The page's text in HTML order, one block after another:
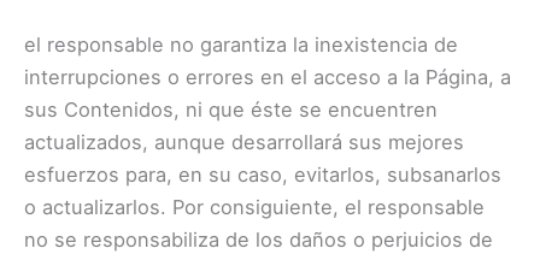
el responsable no garantiza la inexistencia de
interrupciones o errores en el acceso a la Página, a
sus Contenidos, ni que éste se encuentren
actualizados, aunque desarrollará sus mejores
esfuerzos para, en su caso, evitarlos, subsanarlos
o actualizarlos. Por consiguiente, el responsable
no se responsabiliza de los daños o perjuicios de